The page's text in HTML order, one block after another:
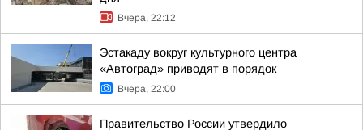
Вчера, 22:12
Эстакаду вокруг культурного центра
«Автоград» приводят в порядок
Вчера, 22:00
Правительство России утвердило